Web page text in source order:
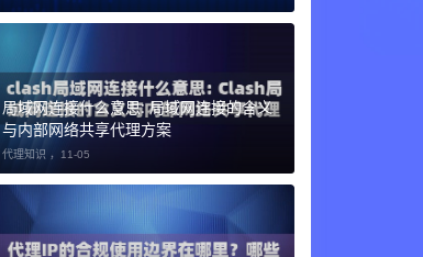
局域网连接什么意思: 局域网连接的含义
与内部网络共享代理方案
代理知识 ， 11-05